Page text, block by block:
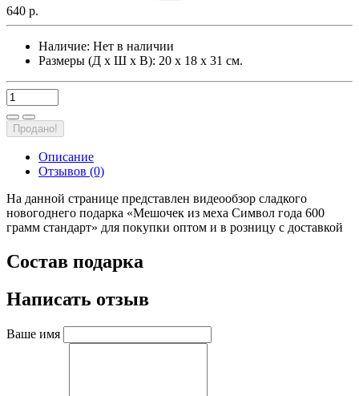
640 р.
Наличие: Нет в наличии
Размеры (Д х Ш х В): 20 х 18 х 31 см.
Продано!
Описание
Отзывов (0)
На данной странице представлен видеообзор сладкого
новогоднего подарка «Мешочек из меха Символ года 600
грамм стандарт» для покупки оптом и в розницу с доставкой
Состав подарка
Написать отзыв
Ваше имя